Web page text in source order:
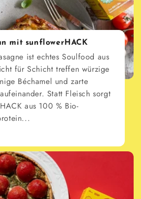
mit sunflowerHACK
ist echtes Soulfood aus
für Schicht treffen würzige
Béchamel und zarte
Statt Fleisch sorgt
aus 100 % Bio-